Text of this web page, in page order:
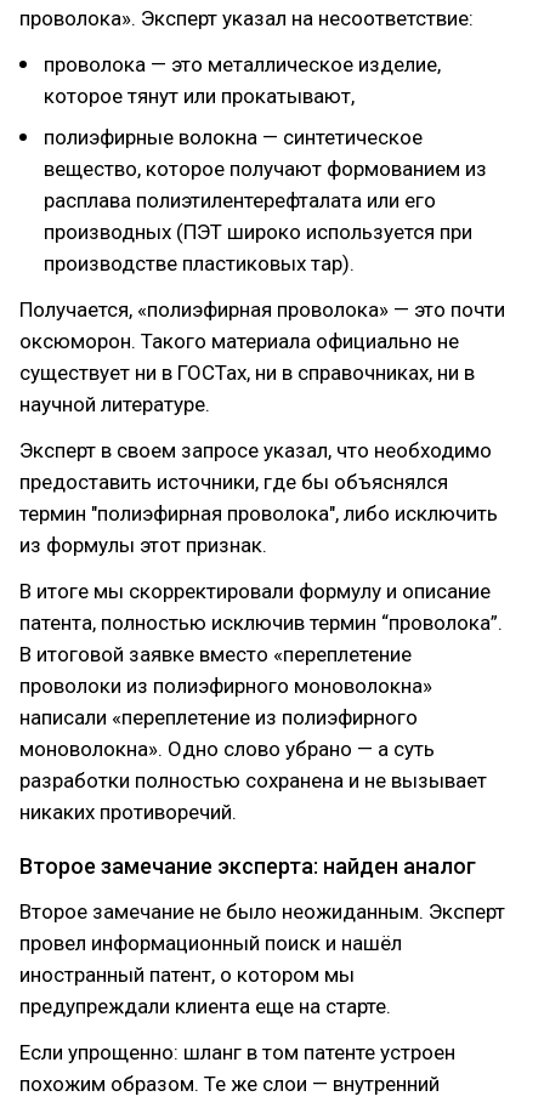
проволока». Эксперт указал на несоответствие:
проволока — это металлическое изделие,
которое тянут или прокатывают,
полиэфирные волокна — синтетическое
вещество, которое получают формованием из
расплава полиэтилентерефталата или его
производных (ПЭТ широко используется при
производстве пластиковых тар).
Получается, «полиэфирная проволока» — это почти
оксюморон. Такого материала официально не
существует ни в ГОСТах, ни в справочниках, ни в
научной литературе.
Эксперт в своем запросе указал, что необходимо
предоставить источники, где бы объяснялся
термин "полиэфирная проволока", либо исключить
из формулы этот признак.
В итоге мы скорректировали формулу и описание
патента, полностью исключив термин “проволока”.
В итоговой заявке вместо «переплетение
проволоки из полиэфирного моноволокна»
написали «переплетение из полиэфирного
моноволокна». Одно слово убрано — а суть
разработки полностью сохранена и не вызывает
никаких противоречий.
Второе замечание эксперта: найден аналог
Второе замечание не было неожиданным. Эксперт
провел информационный поиск и нашёл
иностранный патент, о котором мы
предупреждали клиента еще на старте.
Если упрощенно: шланг в том патенте устроен
похожим образом. Те же слои — внутренний